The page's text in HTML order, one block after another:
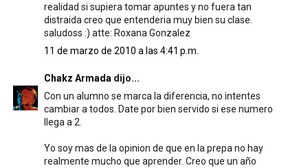
realidad si supiera tomar apuntes y no fuera tan
distraida creo que entenderia muy bien su clase.
saludoss :) atte: Roxana Gonzalez
11 de marzo de 2010 a las 4:41 p.m.
Chakz Armada dijo...
Con un alumno se marca la diferencia, no intentes
cambiar a todos. Date por bien servido si ese numero
llega a 2.
Yo soy mas de la opinion de que en la prepa no hay
realmente mucho que aprender. Creo que un año